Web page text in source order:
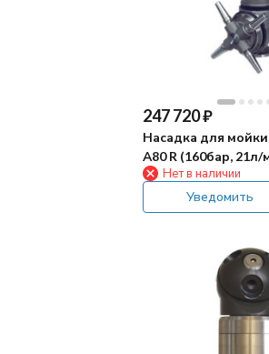
247 720₽
Насадка для мойки
А80 R (160бар, 21л/
гидропривод)
Нет в наличии
Уведомить